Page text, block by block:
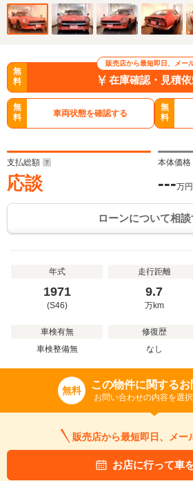
販売店から最短即日、メー
無
料
在庫確認・見積
無
料
車両状態を確認する
無
料
支払総額
応談
本体価格
---万円
ローンについて相談
年式
1971
(S46)
走行距離
9.7
万km
車検有無
車検整備無
修復歴
なし
無料 この物件に関する
お問い合わせの内容を選
販売店から最短即日、メー
お店に行って車